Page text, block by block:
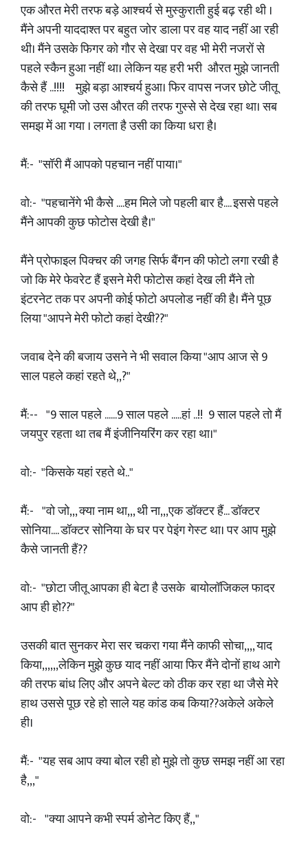
एक औरत मेरी तरफ बड़े आश्चर्य से मुस्कुराती हुई बढ़ रही थी ।
मैंने अपनी याददाश्त पर बहुत जोर डाला पर वह याद नहीं आ रही
थी। मैंने उसके फिगर को गौर से देखा पर वह भी मेरी नजरों से
पहले स्कैन हुआ नहीं था। लेकिन यह हरी भरी औरत मुझे जानती
कैसे हैं ..!!!! मुझे बड़ा आश्चर्य हुआ। फिर वापस नजर छोटे जीतू
की तरफ घूमी जो उस औरत की तरफ गुस्से से देख रहा था। सब
समझ में आ गया । लगता है उसी का किया धरा है।
मैं:- "सॉरी मैं आपको पहचान नहीं पाया।"
वो:- "पहचानेंगे भी कैसे ....हम मिले जो पहली बार है.... इससे पहले
मैंने आपकी कुछ फोटोस देखी है।"
मैंने प्रोफाइल पिक्चर की जगह सिर्फ बैंगन की फोटो लगा रखी है
जो कि मेरे फेवरेट हैं इसने मेरी फोटोस कहां देख ली मैंने तो
इंटरनेट तक पर अपनी कोई फोटो अपलोड नहीं की है। मैंने पूछ
लिया "आपने मेरी फोटो कहां देखी??"
जवाब देने की बजाय उसने ने भी सवाल किया "आप आज से 9
साल पहले कहां रहते थे,,?"
मैं:-- "9 साल पहले ......9 साल पहले .....हां ..!! 9 साल पहले तो मैं
जयपुर रहता था तब मैं इंजीनियरिंग कर रहा था।"
वो:- "किसके यहां रहते थे.."
मैं:- "वो जो,,, क्या नाम था,,, थी ना,,,एक डॉक्टर हैं... डॉक्टर
सोनिया.... डॉक्टर सोनिया के घर पर पेइंग गेस्ट था। पर आप मुझे
कैसे जानती हैं??
वो:- "छोटा जीतू आपका ही बेटा है उसके बायोलॉजिकल फादर
आप ही हो??"
उसकी बात सुनकर मेरा सर चकरा गया मैंने काफी सोचा,,,, याद
किया,,,,,,लेकिन मुझे कुछ याद नहीं आया फिर मैंने दोनों हाथ आगे
की तरफ बांध लिए और अपने बेल्ट को ठीक कर रहा था जैसे मेरे
हाथ उससे पूछ रहे हो साले यह कांड कब किया??अकेले अकेले
ही।
मैं:- "यह सब आप क्या बोल रही हो मुझे तो कुछ समझ नहीं आ रहा
है,,,"
वो:- "क्या आपने कभी स्पर्म डोनेट किए हैं,,"